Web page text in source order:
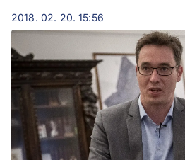
2018. 02. 20. 15:56